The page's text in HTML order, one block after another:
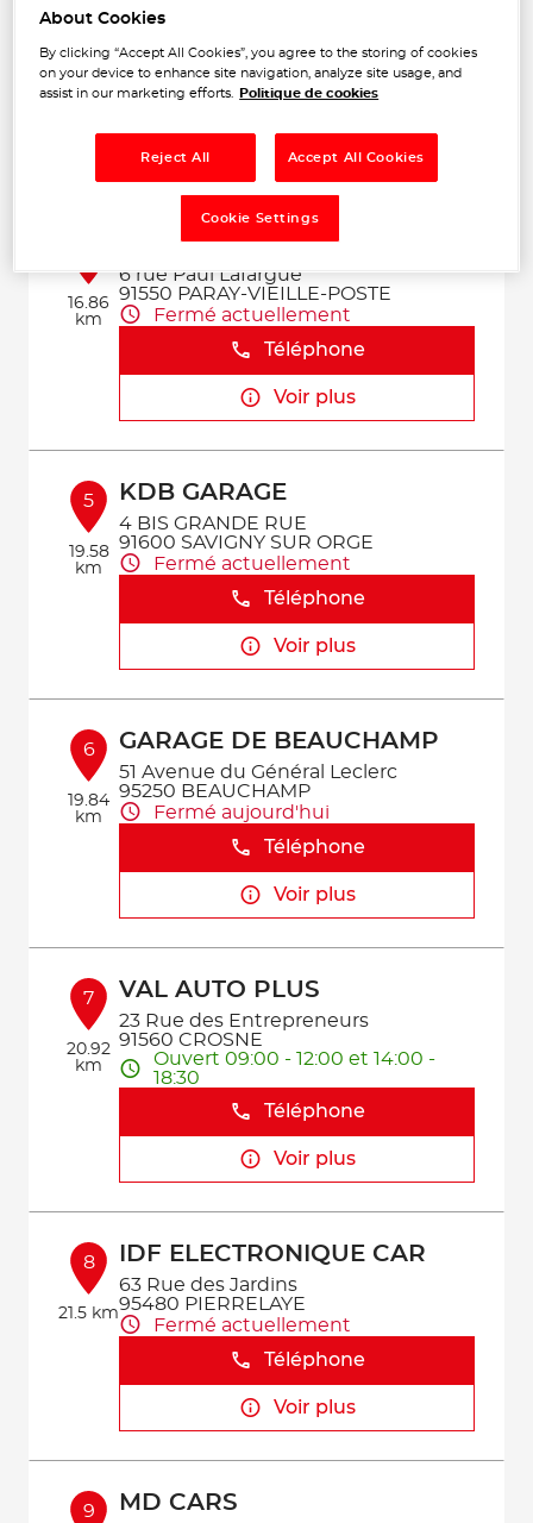
km
59 BOULEVARD DUBREUIL
91400 ORSAY
Ouvert 08:30 - 12:00 et 13:30 -
18:30
Téléphone
Voir plus
16.86
km
GARAGE DES 4 COMMUNES
6 rue Paul Lafargue
91550 PARAY-VIEILLE-POSTE
Fermé actuellement
Téléphone
Voir plus
5
19.58
km
KDB GARAGE
4 BIS GRANDE RUE
91600 SAVIGNY SUR ORGE
Fermé actuellement
Téléphone
Voir plus
6
19.84
km
GARAGE DE BEAUCHAMP
51 Avenue du Général Leclerc
95250 BEAUCHAMP
Fermé aujourd'hui
Téléphone
Voir plus
7
20.92
km
VAL AUTO PLUS
23 Rue des Entrepreneurs
91560 CROSNE
Ouvert 09:00 - 12:00 et 14:00 -
18:30
Téléphone
Voir plus
8
21.5 km
IDF ELECTRONIQUE CAR
63 Rue des Jardins
95480 PIERRELAYE
Fermé actuellement
Téléphone
Voir plus
9 MD CARS
About Cookies
By clicking “Accept All Cookies”, you agree to the storing of cookies
on your device to enhance site navigation, analyze site usage, and
assist in our marketing efforts.
Politique de cookies
Reject All Accept All Cookies
Cookie Settings